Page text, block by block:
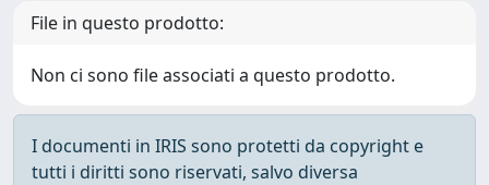
File in questo prodotto:
Non ci sono file associati a questo prodotto.
I documenti in IRIS sono protetti da copyright e
tutti i diritti sono riservati, salvo diversa